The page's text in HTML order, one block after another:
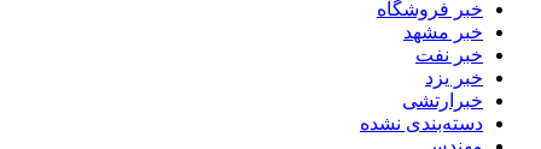
خبر فروشگاه
خبر مشهد
خبر نفت
خبر یزد
خبرارتشی
دسته‌بندی نشده